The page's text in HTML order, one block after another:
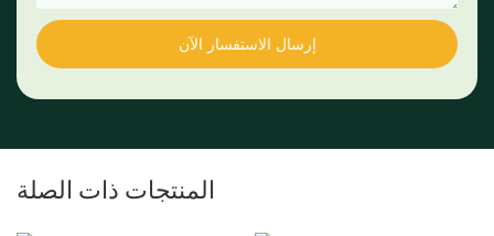
إرسال الاستفسار الآن
المنتجات ذات الصلة